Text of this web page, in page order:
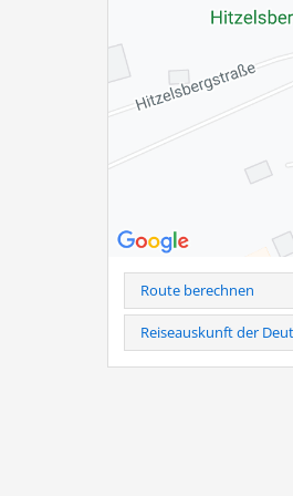
Bernauer Rasthauses.
Die Ausstellungsreihe ist
zugänglich.
Weitere Infos als PDF
Route berechnen
Reiseauskunft der